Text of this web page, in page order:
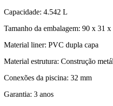
Capacidade: 4.542 L
Tamanho da embalagem: 90 x 31
Material liner: PVC dupla capa
Material estrutura: Construção
Conexões da piscina: 32 mm
Garantia: 3 anos